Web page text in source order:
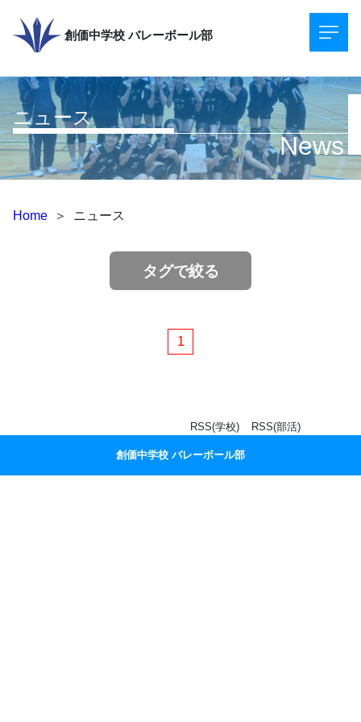
創価中学校 バレーボール部
ニュース
News
Home ＞ ニュース
タグで絞る
1
RSS(部活)
RSS(学校)
創価中学校 バレーボール部